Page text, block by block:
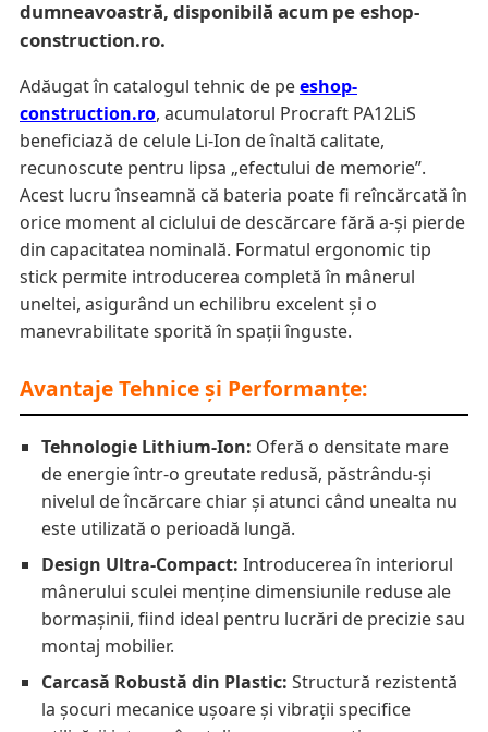
dumneavoastră, disponibilă acum pe eshop-
construction.ro.
Adăugat în catalogul tehnic de peeshop-
construction.ro, acumulatorul Procraft PA12LiS
beneficiază de celule Li-Ion de înaltă calitate,
recunoscute pentru lipsa „efectului de memorie”.
Acest lucru înseamnă că bateria poate fi reîncărcată în
orice moment al ciclului de descărcare fără a-și pierde
din capacitatea nominală. Formatul ergonomic tip
stick permite introducerea completă în mânerul
uneltei, asigurând un echilibru excelent și o
manevrabilitate sporită în spații înguste.
Avantaje Tehnice și Performanțe:
Tehnologie Lithium-Ion: Oferă o densitate mare
de energie într-o greutate redusă, păstrându-și
nivelul de încărcare chiar și atunci când unealta nu
este utilizată o perioadă lungă.
Design Ultra-Compact: Introducerea în interiorul
mânerului sculei menține dimensiunile reduse ale
bormașinii, fiind ideal pentru lucrări de precizie sau
montaj mobilier.
Carcasă Robustă din Plastic: Structură rezistentă
la șocuri mecanice ușoare și vibrații specifice